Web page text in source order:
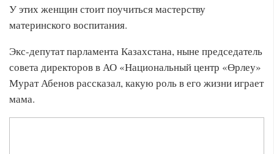
У этих женщин стоит поучиться мастерству
материнского воспитания.
Экс-депутат парламента Казахстана, ныне председатель
совета директоров в АО «Национальный центр «Өрлеу»
Мурат Абенов рассказал, какую роль в его жизни играет
мама.